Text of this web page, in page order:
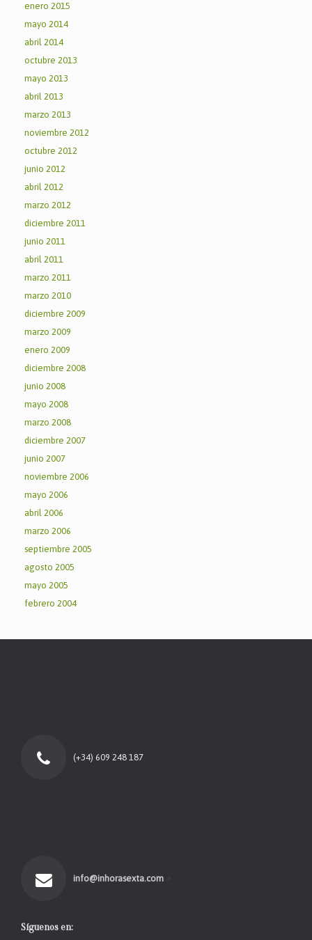
enero 2015
mayo 2014
abril 2014
octubre 2013
mayo 2013
abril 2013
marzo 2013
noviembre 2012
octubre 2012
junio 2012
abril 2012
marzo 2012
diciembre 2011
junio 2011
abril 2011
marzo 2011
marzo 2010
diciembre 2009
marzo 2009
enero 2009
diciembre 2008
junio 2008
mayo 2008
marzo 2008
diciembre 2007
junio 2007
noviembre 2006
mayo 2006
abril 2006
marzo 2006
septiembre 2005
agosto 2005
mayo 2005
febrero 2004
(+34) 609 248 187
info@inhorasexta.com
Síguenos en: